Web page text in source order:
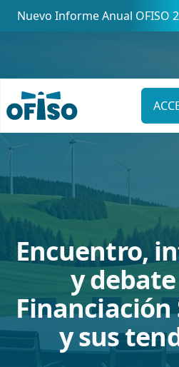
Nuevo Informe Anual OFISO
Encuentro,
y
Financiación
y sus